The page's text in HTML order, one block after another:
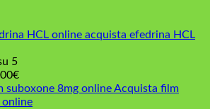
1.530,00€
275,00€acquista efedrina HCL
5
€Fascia
di
prezzo:
Acquista film
online